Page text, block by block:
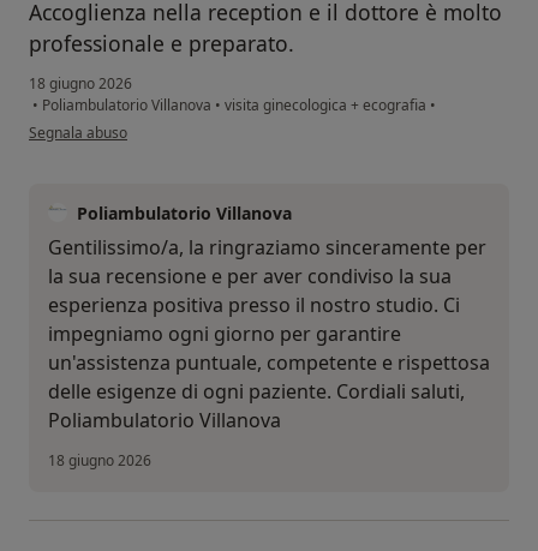
Accoglienza nella reception e il dottore è molto
professionale e preparato.
18 giugno 2026
• Poliambulatorio Villanova • visita ginecologica + ecografia •
secondo l'opinione dell'utente Verusca
Segnala abuso
Poliambulatorio Villanova
Gentilissimo/a, la ringraziamo sinceramente per
la sua recensione e per aver condiviso la sua
esperienza positiva presso il nostro studio. Ci
impegniamo ogni giorno per garantire
un'assistenza puntuale, competente e rispettosa
delle esigenze di ogni paziente. Cordiali saluti,
Poliambulatorio Villanova
18 giugno 2026